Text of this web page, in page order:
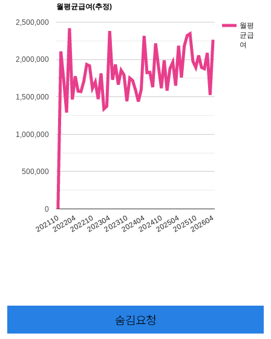
월평균급여(추정)
월평
균급
여
202110202204202210202304202310202404202410202504202510202604
0
500,000
1,000,000
1,500,000
2,000,000
2,500,000
숨김요청